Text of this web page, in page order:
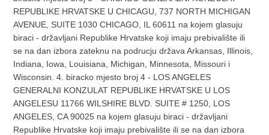
REPUBLIKE HRVATSKE U CHICAGU, 737 NORTH MICHIGAN
AVENUE, SUITE 1030 CHICAGO, IL 60611 na kojem glasuju
biraci - državljani Republike Hrvatske koji imaju prebivalište ili
se na dan izbora zateknu na podrucju država Arkansas, Illinois,
Indiana, Iowa, Louisiana, Michigan, Minnesota, Missouri i
Wisconsin. 4. biracko mjesto broj 4 - LOS ANGELES
GENERALNI KONZULAT REPUBLIKE HRVATSKE U LOS
ANGELESU 11766 WILSHIRE BLVD. SUITE # 1250, LOS
ANGELES, CA 90025 na kojem glasuju biraci - državljani
Republike Hrvatske koji imaju prebivalište ili se na dan izbora